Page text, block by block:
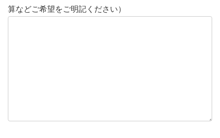
算などご希望をご明記ください）